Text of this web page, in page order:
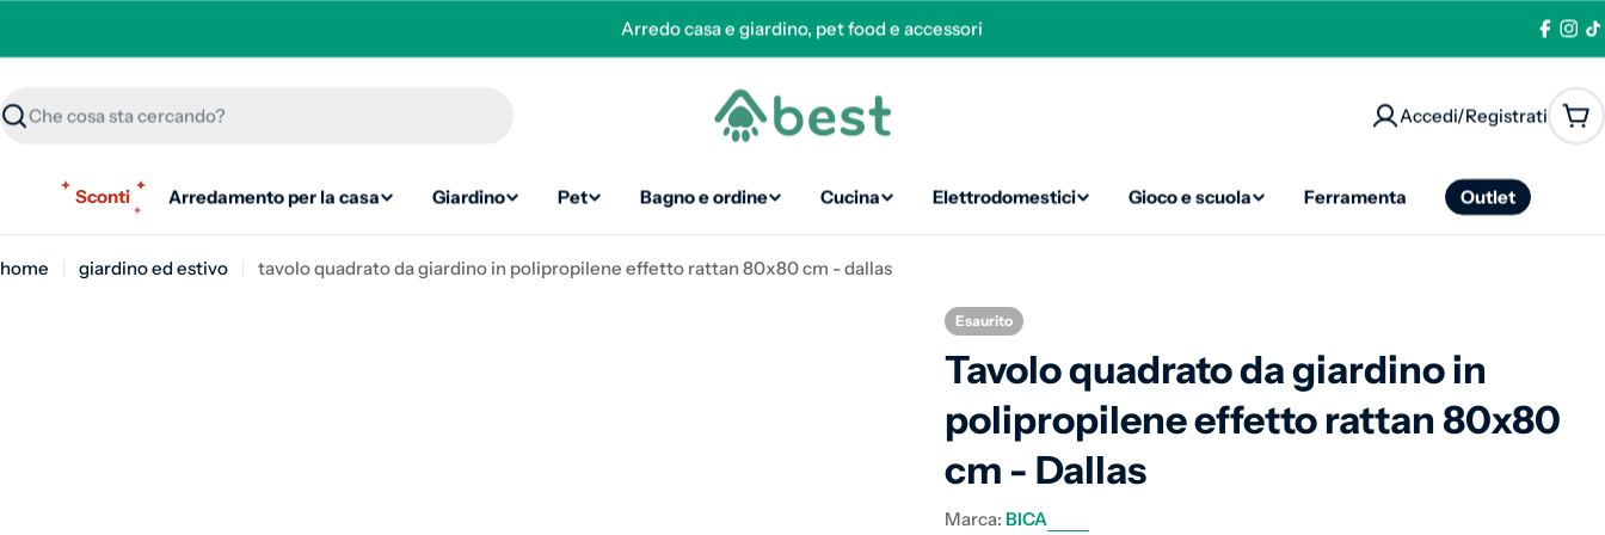
Arredo casa e giardino, pet food e accessori
Ricerca
Accedi/Registrati
Sconti Arredamento per la casa Giardino Pet Bagno e ordine Cucina Elettrodomestici Gioco e scuola Ferramenta Outlet
home giardino ed estivo tavolo quadrato da giardino in polipropilene effetto rattan 80x80 cm - dallas
Esaurito
Tavolo quadrato da giardino in
polipropilene effetto rattan 80x80
cm - Dallas
Marca: BICA